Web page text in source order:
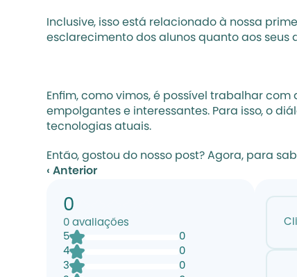
Inclusive, isso está relacionado à nossa
esclarecimento dos alunos quanto aos seus
Enfim, como vimos, é possível trabalhar
empolgantes e interessantes. Para isso, o
tecnologias atuais.
Então, gostou do nosso post? Agora, para
‹ Anterior
0
0 avaliações
5
0
4
0
3
0